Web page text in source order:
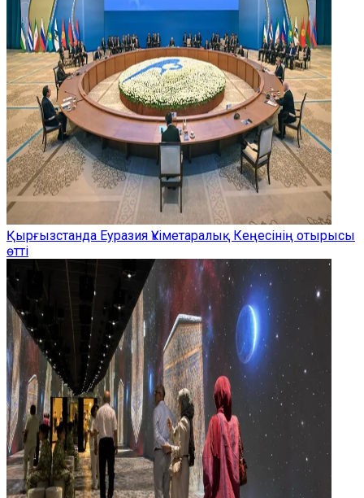
Қырғызстанда Еуразия Үкіметаралық Кеңесінің отырысы
өтті